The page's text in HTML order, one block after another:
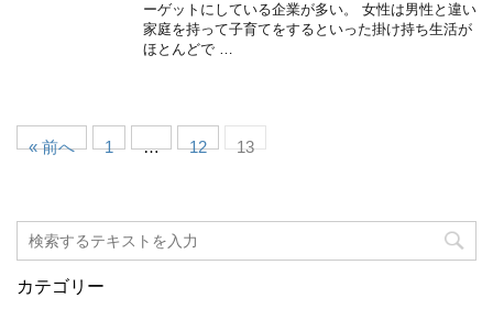
ーゲットにしている企業が多い。 女性は男性と違い
家庭を持って子育てをするといった掛け持ち生活が
ほとんどで …
« 前へ 1 … 12 13
カテゴリー